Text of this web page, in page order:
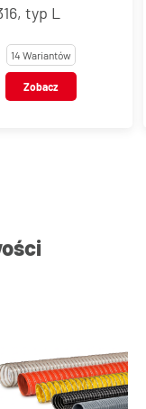
20 Wariantów
Zobacz